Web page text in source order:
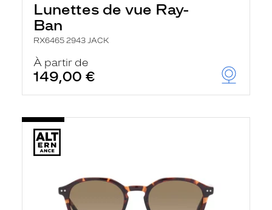
Lunettes de vue Ray-
Ban
RX6465 2943 JACK
À partir de
149,00 €